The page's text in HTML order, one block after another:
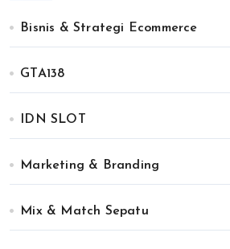
Bisnis & Strategi Ecommerce
GTA138
IDN SLOT
Marketing & Branding
Mix & Match Sepatu